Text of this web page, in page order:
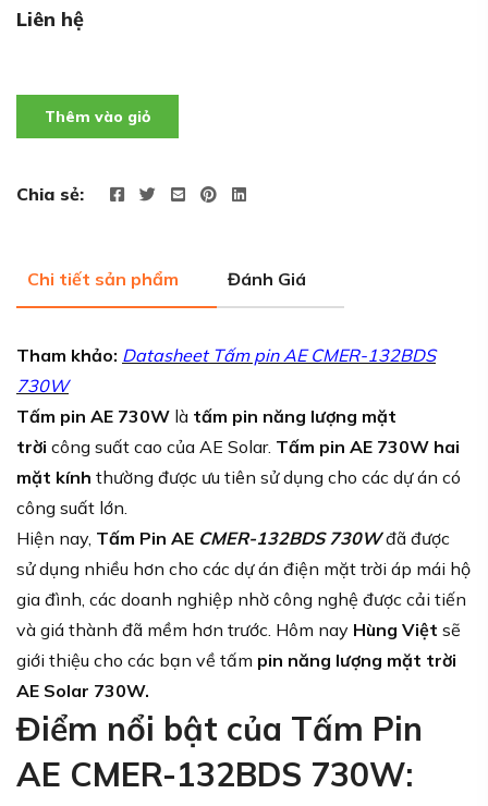
Liên hệ
Thêm vào giỏ
Chia sẻ:
Chi tiết sản phẩm Đánh Giá
Tham khảo: Datasheet Tấm pin AE CMER-132BDS
730W
Tấm pin AE 730W là tấm pin năng lượng mặt
trời công suất cao của AE Solar. Tấm pin AE 730W hai
mặt kính thường được ưu tiên sử dụng cho các dự án có
công suất lớn.
Hiện nay, Tấm Pin AE CMER-132BDS 730W đã được
sử dụng nhiều hơn cho các dự án điện mặt trời áp mái hộ
gia đình, các doanh nghiệp nhờ công nghệ được cải tiến
và giá thành đã mềm hơn trước. Hôm nay Hùng Việt sẽ
giới thiệu cho các bạn về tấm pin năng lượng mặt trời
AE Solar 730W.
Điểm nổi bật của Tấm Pin
AE CMER-132BDS 730W: